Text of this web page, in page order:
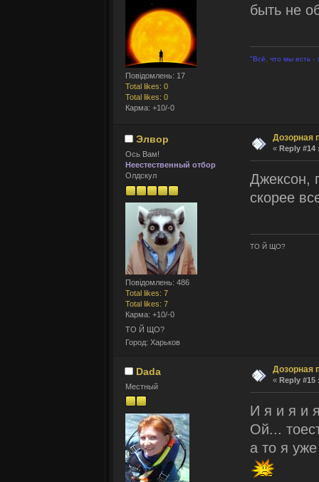
Повідомлень: 17
Total likes: 0
Total likes: 0
Карма: +10/-0
быть не
"Всё, что мы есть -
Элвор
Ось Вам!
Неестественный отбор
Олдскул
Повідомлень: 486
Total likes: 7
Total likes: 7
Карма: +10/-0
ТО Й ЩО?
Город: Харьков
Дозорная
« Reply #14
Джексон,
скорее
ТО Й ЩО?
Dada
Местный
Дозорная
« Reply #15
И я и я и
Ой...
а то я